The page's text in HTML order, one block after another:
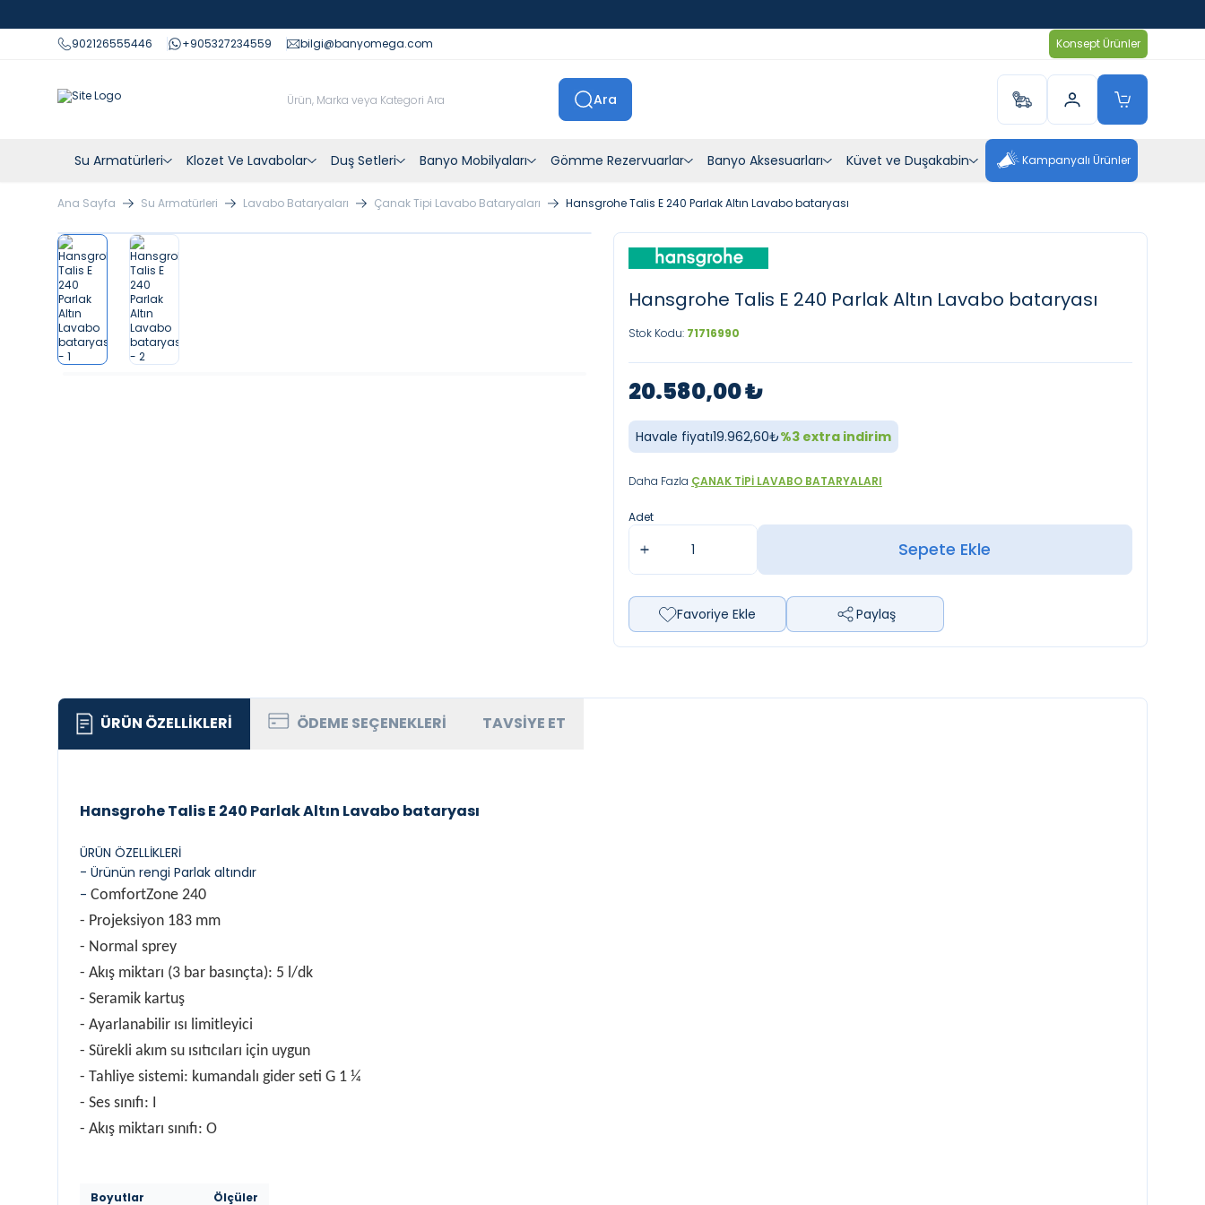
902126555446
+905327234559 bilgi@banyomega.com Konsept Ürünler
Ara
Su Armatürleri Klozet Ve Lavabolar Duş Setleri Banyo Mobilyaları Gömme Rezervuarlar Banyo Aksesuarları Küvet ve Duşakabin Kampanyalı Ürünler
Ana Sayfa Su Armatürleri Lavabo Bataryaları Çanak Tipi Lavabo Bataryaları Hansgrohe Talis E 240 Parlak Altın Lavabo bataryası
Hansgrohe Talis E 240 Parlak Altın Lavabo bataryası
Stok Kodu: 71716990
20.580,00₺
Havale fiyatı19.962,60₺%3extra indirim
Daha Fazla ÇANAK TIPI LAVABO BATARYALARI
Adet
Sepete Ekle
Favoriye Ekle Paylaş
ÜRÜN ÖZELLIKLERI ÖDEME SEÇENEKLERI TAVSIYE ET
Hansgrohe Talis E 240 Parlak Altın Lavabo bataryası
ÜRÜN ÖZELLİKLERİ
- Ürünün rengi Parlak altındır
- ComfortZone 240
- Projeksiyon 183 mm
- Normal sprey
- Akış miktarı (3 bar basınçta): 5 l/dk
- Seramik kartuş
- Ayarlanabilir ısı limitleyici
- Sürekli akım su ısıtıcıları için uygun
- Tahliye sistemi: kumandalı gider seti G 1 ¼
- Ses sınıfı: I
- Akış miktarı sınıfı: O
Boyutlar
Ölçüler